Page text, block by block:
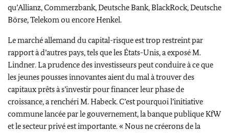
qu’Allianz,Commerzbank,Deutsche Bank,BlackRock,Deutsche
Börse,Telekomou encoreHenkel.
Le marché allemand du capital-risque est trop restreint par
rapport à d’autres pays, tels que les États-Unis, a exposé M.
Lindner. La prudence des investisseurs peut conduire à ce que
les jeunes pousses innovantes aient du mal à trouver des
capitaux prêts à s’investir pour financer leur phase de
croissance, a renchéri M.Habeck. C’est pourquoi l’initiative
commune lancée par le gouvernement, la banque publiqueKfW
et le secteur privé est importante. « Nous ne créerons de la